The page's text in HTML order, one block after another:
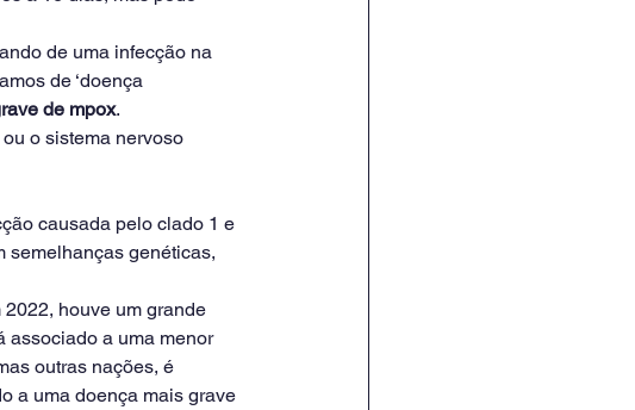
de uma infecção na
de ‘doença
de mpox.
o sistema nervoso
causada pelo clado 1 e
semelhanças genéticas,
houve um grande
associado a uma menor
outras nações, é
a uma doença mais grave